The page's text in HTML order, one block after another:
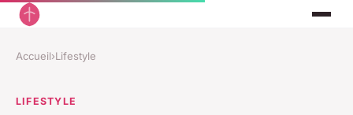
Accueil›Lifestyle
LIFESTYLE